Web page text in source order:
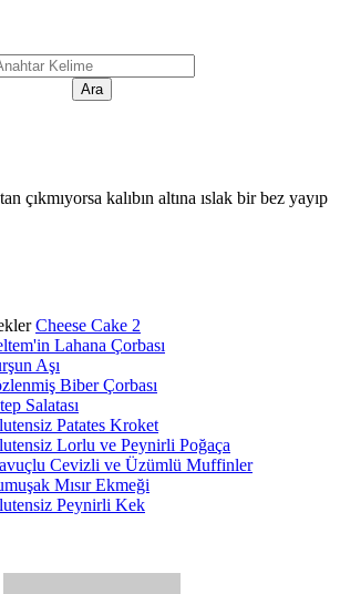
çıkmıyorsa kalıbın altına ıslak bir bez yayıp
Cheese Cake 2
Lahana Çorbası
Aşı
Biber Çorbası
Salatası
Patates Kroket
Lorlu ve Peynirli Poğaça
Cevizli ve Üzümlü Muffinler
Mısır Ekmeği
Peynirli Kek